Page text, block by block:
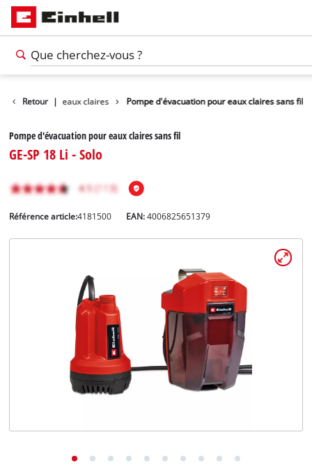
Retour |
Pompes pour eaux claires Pompe d'évacuation pour eaux claires sans fil
Pompe d'évacuation pour eaux claires sans fil
GE-SP 18 Li - Solo
Référence article:4181500 EAN:4006825651379